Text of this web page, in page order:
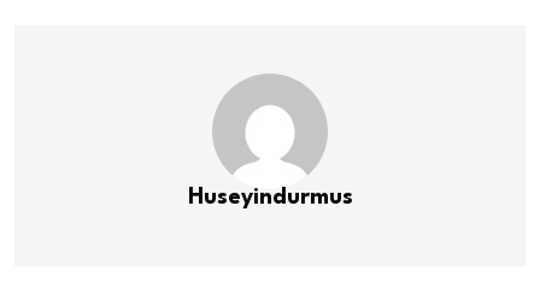
Huseyindurmus